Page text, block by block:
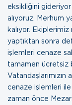
eksikliğini
alıyoruz. Merhum
kalıyor. Ekiplerimiz
yaptıktan sonra
işlemleri cenaze
tamamen ücretsiz
Vatandaşlarımızın
cenaze işlemleri
zaman önce